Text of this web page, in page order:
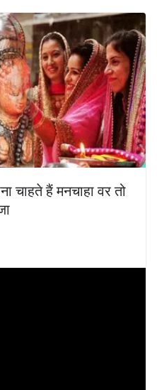
चाहते हैं मनचाहा वर तो